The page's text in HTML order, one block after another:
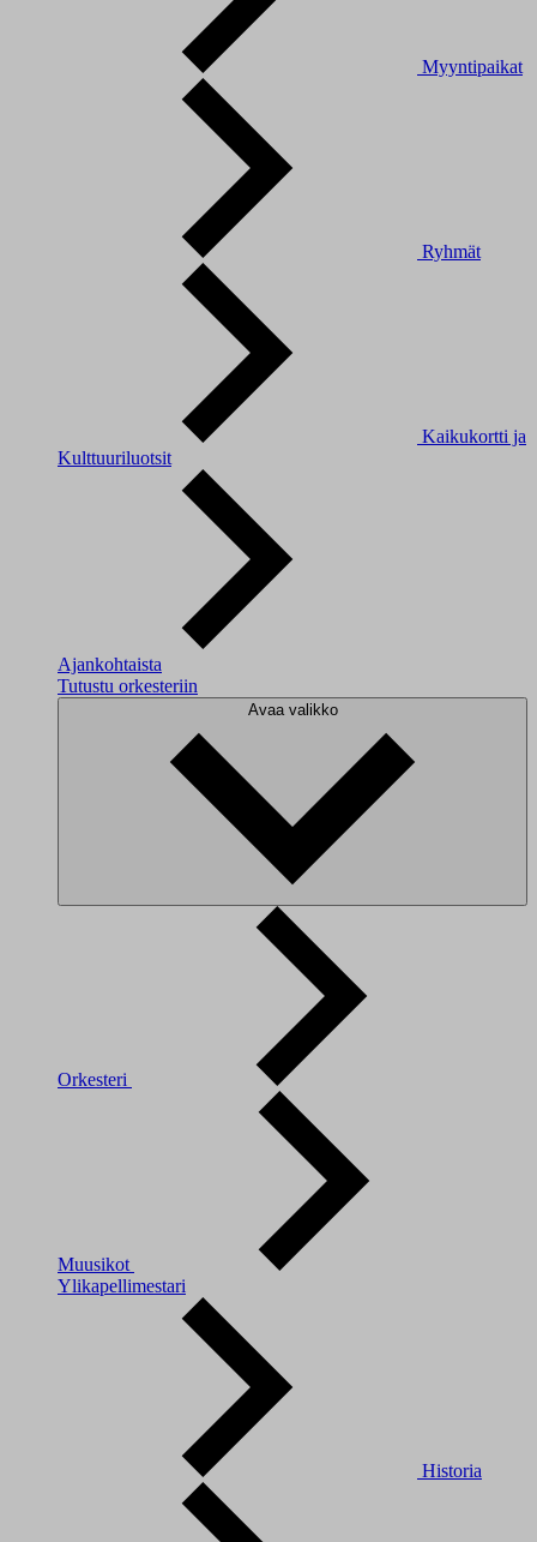
Myyntipaikat
Ryhmät
Kaikukortti ja
Kulttuuriluotsit
Ajankohtaista
Tutustu orkesteriin
Avaa valikko
Orkesteri
Muusikot
Ylikapellimestari
Historia